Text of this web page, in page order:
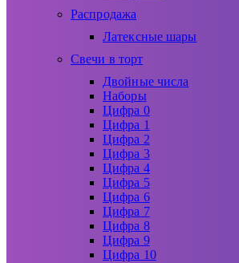
Распродажа
Латексные шары
Свечи в торт
Двойные числа
Наборы
Цифра 0
Цифра 1
Цифра 2
Цифра 3
Цифра 4
Цифра 5
Цифра 6
Цифра 7
Цифра 8
Цифра 9
Цифра 10